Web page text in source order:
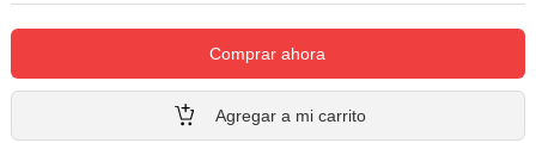
Comprar ahora
Agregar a mi carrito